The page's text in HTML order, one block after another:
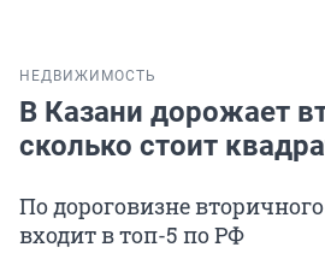
НЕДВИЖИМОСТЬ
В Казани дорожает
сколько стоит
По дороговизне
входит в топ-5 по РФ